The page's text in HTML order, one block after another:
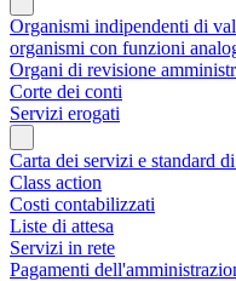
Organismi indipendenti di
organismi con funzioni
Organi di revisione
Corte dei conti
Servizi erogati
Carta dei servizi e standard
Class action
Costi contabilizzati
Liste di attesa
Servizi in rete
Pagamenti